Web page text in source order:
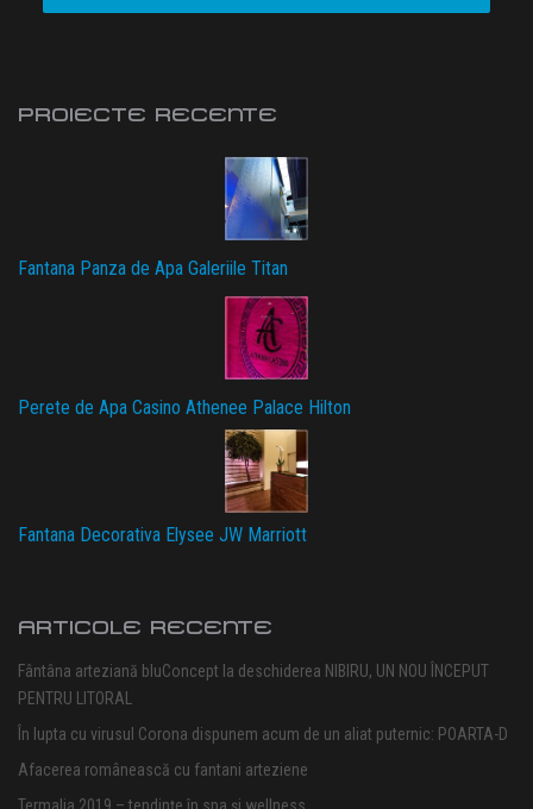
PROIECTE RECENTE
Fantana Panza de Apa Galeriile Titan
Perete de Apa Casino Athenee Palace Hilton
Fantana Decorativa Elysee JW Marriott
ARTICOLE RECENTE
Fântâna arteziană bluConcept la deschiderea NIBIRU, UN NOU ÎNCEPUT
PENTRU LITORAL
În lupta cu virusul Corona dispunem acum de un aliat puternic: POARTA-D
Afacerea românească cu fantani arteziene
Termalia 2019 – tendințe în spa și wellness